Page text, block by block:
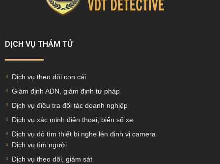
DỊCH VỤ THÁM TỬ
Dịch vụ theo dõi con cái
Giám định ADN, giám định tư pháp
Dịch vụ điều tra đối tác doanh nghiệp
Dịch vụ xác minh điện thoại, biển số xe
Dịch vụ dò tìm thiết bị nghe lén định vị camera
Dịch vụ tìm người
Dịch vụ theo dõi, giám sát